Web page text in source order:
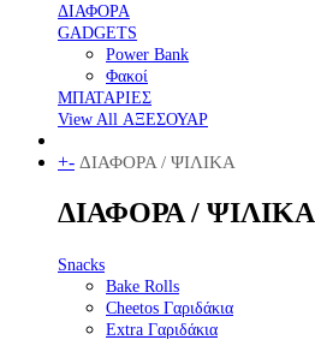
ΔΙΑΦΟΡΑ
GADGETS
Power Bank
Φακοί
ΜΠΑΤΑΡΙΕΣ
View All ΑΞΕΣΟΥΑΡ
+- ΔΙΑΦΟΡΑ / ΨΙΛΙΚΑ
ΔΙΑΦΟΡΑ / ΨΙΛΙΚΑ
Snacks
Bake Rolls
Cheetos Γαριδάκια
Extra Γαριδάκια